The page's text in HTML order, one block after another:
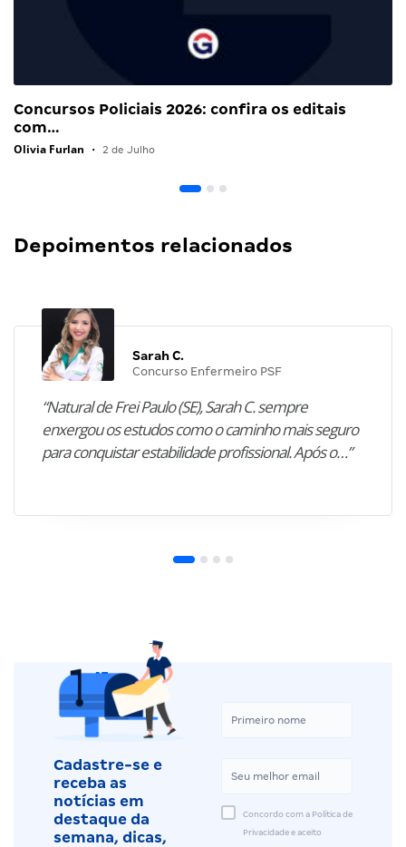
Concursos Policiais 2026: confira os editais
com…
Olivia Furlan • 2 de Julho
Depoimentos relacionados
Sarah C.
Concurso Enfermeiro PSF
“Natural de Frei Paulo (SE), Sarah C. sempre
enxergou os estudos como o caminho mais seguro
para conquistar estabilidade profissional. Após o…”
Cadastre-se e
receba as
notícias em
destaque da
semana, dicas,
Concordo com a Política de
Privacidade e aceito